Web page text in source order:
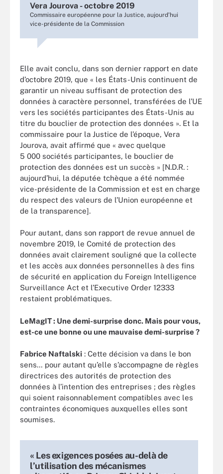
Vera Jourova - octobre 2019
Commissaire européenne pour la Justice, aujourd’hui
vice-présidente de la Commission
Elle avait conclu, dans son dernier rapport en date
d’octobre 2019, que « les États-Unis continuent de
garantir un niveau suffisant de protection des
données à caractère personnel, transférées de l’UE
vers les sociétés participantes des États-Unis au
titre du bouclier de protection des données ». Et la
commissaire pour la Justice de l’époque, Vera
Jourova, avait affirmé que « avec quelque
5 000 sociétés participantes, le bouclier de
protection des données est un succès » [N.D.R. :
aujourd’hui, la députée tchèque a été nommée
vice-présidente de la Commission et est en charge
du respect des valeurs de l’Union européenne et
de la transparence].
Pour autant, dans son rapport de revue annuel de
novembre 2019, le Comité de protection des
données avait clairement souligné que la collecte
et les accès aux données personnelles à des fins
de sécurité en application du Foreign Intelligence
Surveillance Act et l’Executive Order 12333
restaient problématiques.
LeMagIT : Une demi-surprise donc. Mais pour vous,
est-ce une bonne ou une mauvaise demi-surprise ?
Fabrice Naftalski : Cette décision va dans le bon
sens… pour autant qu’elle s’accompagne de règles
directrices des autorités de protection des
données à l’intention des entreprises ; des règles
qui soient raisonnablement compatibles avec les
contraintes économiques auxquelles elles sont
soumises.
« Les exigences posées au-delà de
l’utilisation des mécanismes